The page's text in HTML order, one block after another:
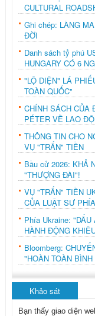
CULTURAL
Ghi chép: LÀNG
ĐỜI
Danh sách tỷ phú
HUNGARY CÓ 6
"LỘ DIỆN" LÁ
TOÀN QUỐC"
CHÍNH SÁCH CỦA
PÉTER VỀ LAO
THÔNG TIN CHO
VỤ "TRẤN" TIỀN
Bầu cử 2026: KHẢ
"THƯỢNG ĐÀI"!
VỤ "TRẤN" TIỀN
CỦA LUẬT SƯ
Phía Ukraine:
HÀNH ĐỘNG
Bloomberg:
"HOÀN TOÀN
Khảo sát
Bạn thấy giao diện